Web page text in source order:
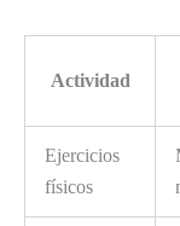
Actividad
Ejercicios
físicos